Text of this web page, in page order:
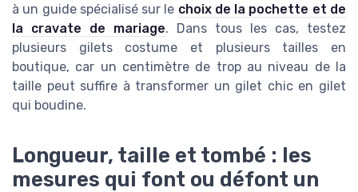
à un guide spécialisé sur le choix de la pochette et de
la cravate de mariage. Dans tous les cas, testez
plusieurs gilets costume et plusieurs tailles en
boutique, car un centimètre de trop au niveau de la
taille peut suffire à transformer un gilet chic en gilet
qui boudine.
Longueur, taille et tombé : les
mesures qui font ou défont un